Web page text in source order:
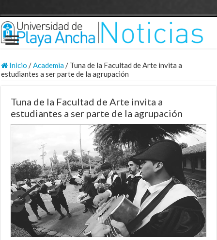
Inicio /Academia/ Tuna de la Facultad de Arte invita a
estudiantes a ser parte de la agrupación
Tuna de la Facultad de Arte invita a
estudiantes a ser parte de la agrupación